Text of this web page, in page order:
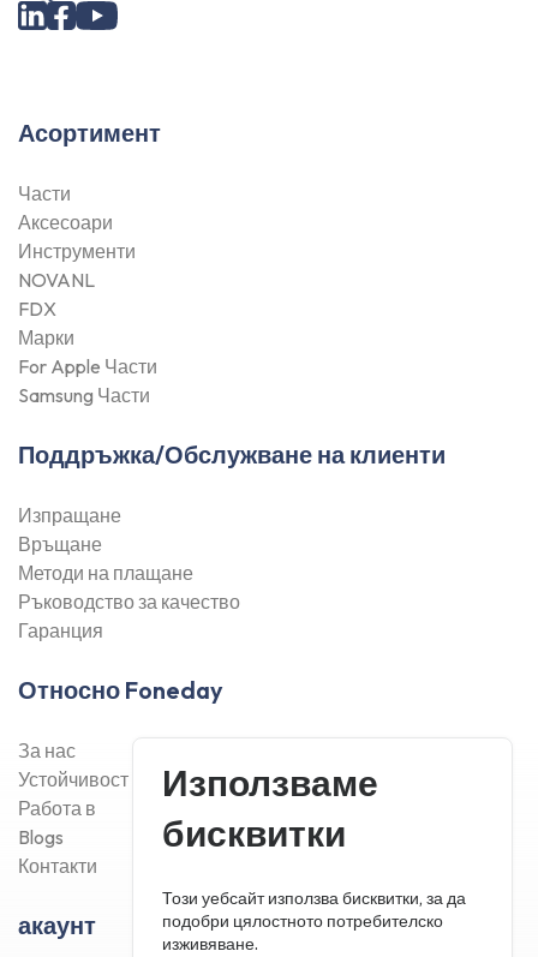
Асортимент
Части
Аксесоари
Инструменти
NOVANL
FDX
Марки
For Apple Части
Samsung Части
Поддръжка/Обслужване на клиенти
Изпращане
Връщане
Методи на плащане
Ръководство за качество
Гаранция
Относно Foneday
За нас
Устойчивост
Работа в
Blogs
Контакти
акаунт
Използваме
бисквитки
Този уебсайт използва бисквитки, за да
подобри цялостното потребителско
изживяване.